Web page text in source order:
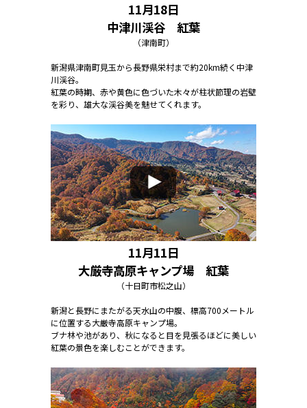
11月18日
中津川渓谷 紅葉
（津南町）
新潟県津南町見玉から長野県栄村まで約20km続く中津
川渓谷。
紅葉の時期、赤や黄色に色づいた木々が柱状節理の岩壁
を彩り、雄大な渓谷美を魅せてくれます。
11月11日
大厳寺高原キャンプ場 紅葉
（十日町市松之山）
新潟と長野にまたがる天水山の中腹、標高700メートル
に位置する大厳寺高原キャンプ場。
ブナ林や池があり、秋になると目を見張るほどに美しい
紅葉の景色を楽しむことができます。